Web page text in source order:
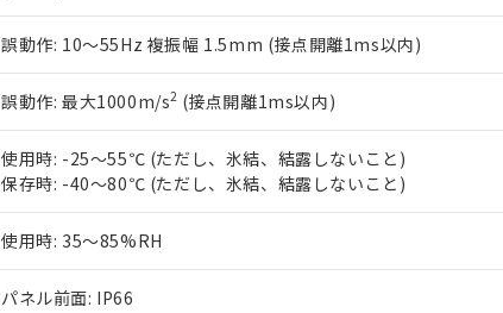
誤動作: 10～55Hz 複振幅 1.5mm (接点開離1ms以内)
誤動作: 最大1000m/s2 (接点開離1ms以内)
使用時: -25～55℃ (ただし、氷結、結露しないこと)
保存時: -40～80℃ (ただし、氷結、結露しないこと)
使用時: 35～85%RH
パネル前面: IP66